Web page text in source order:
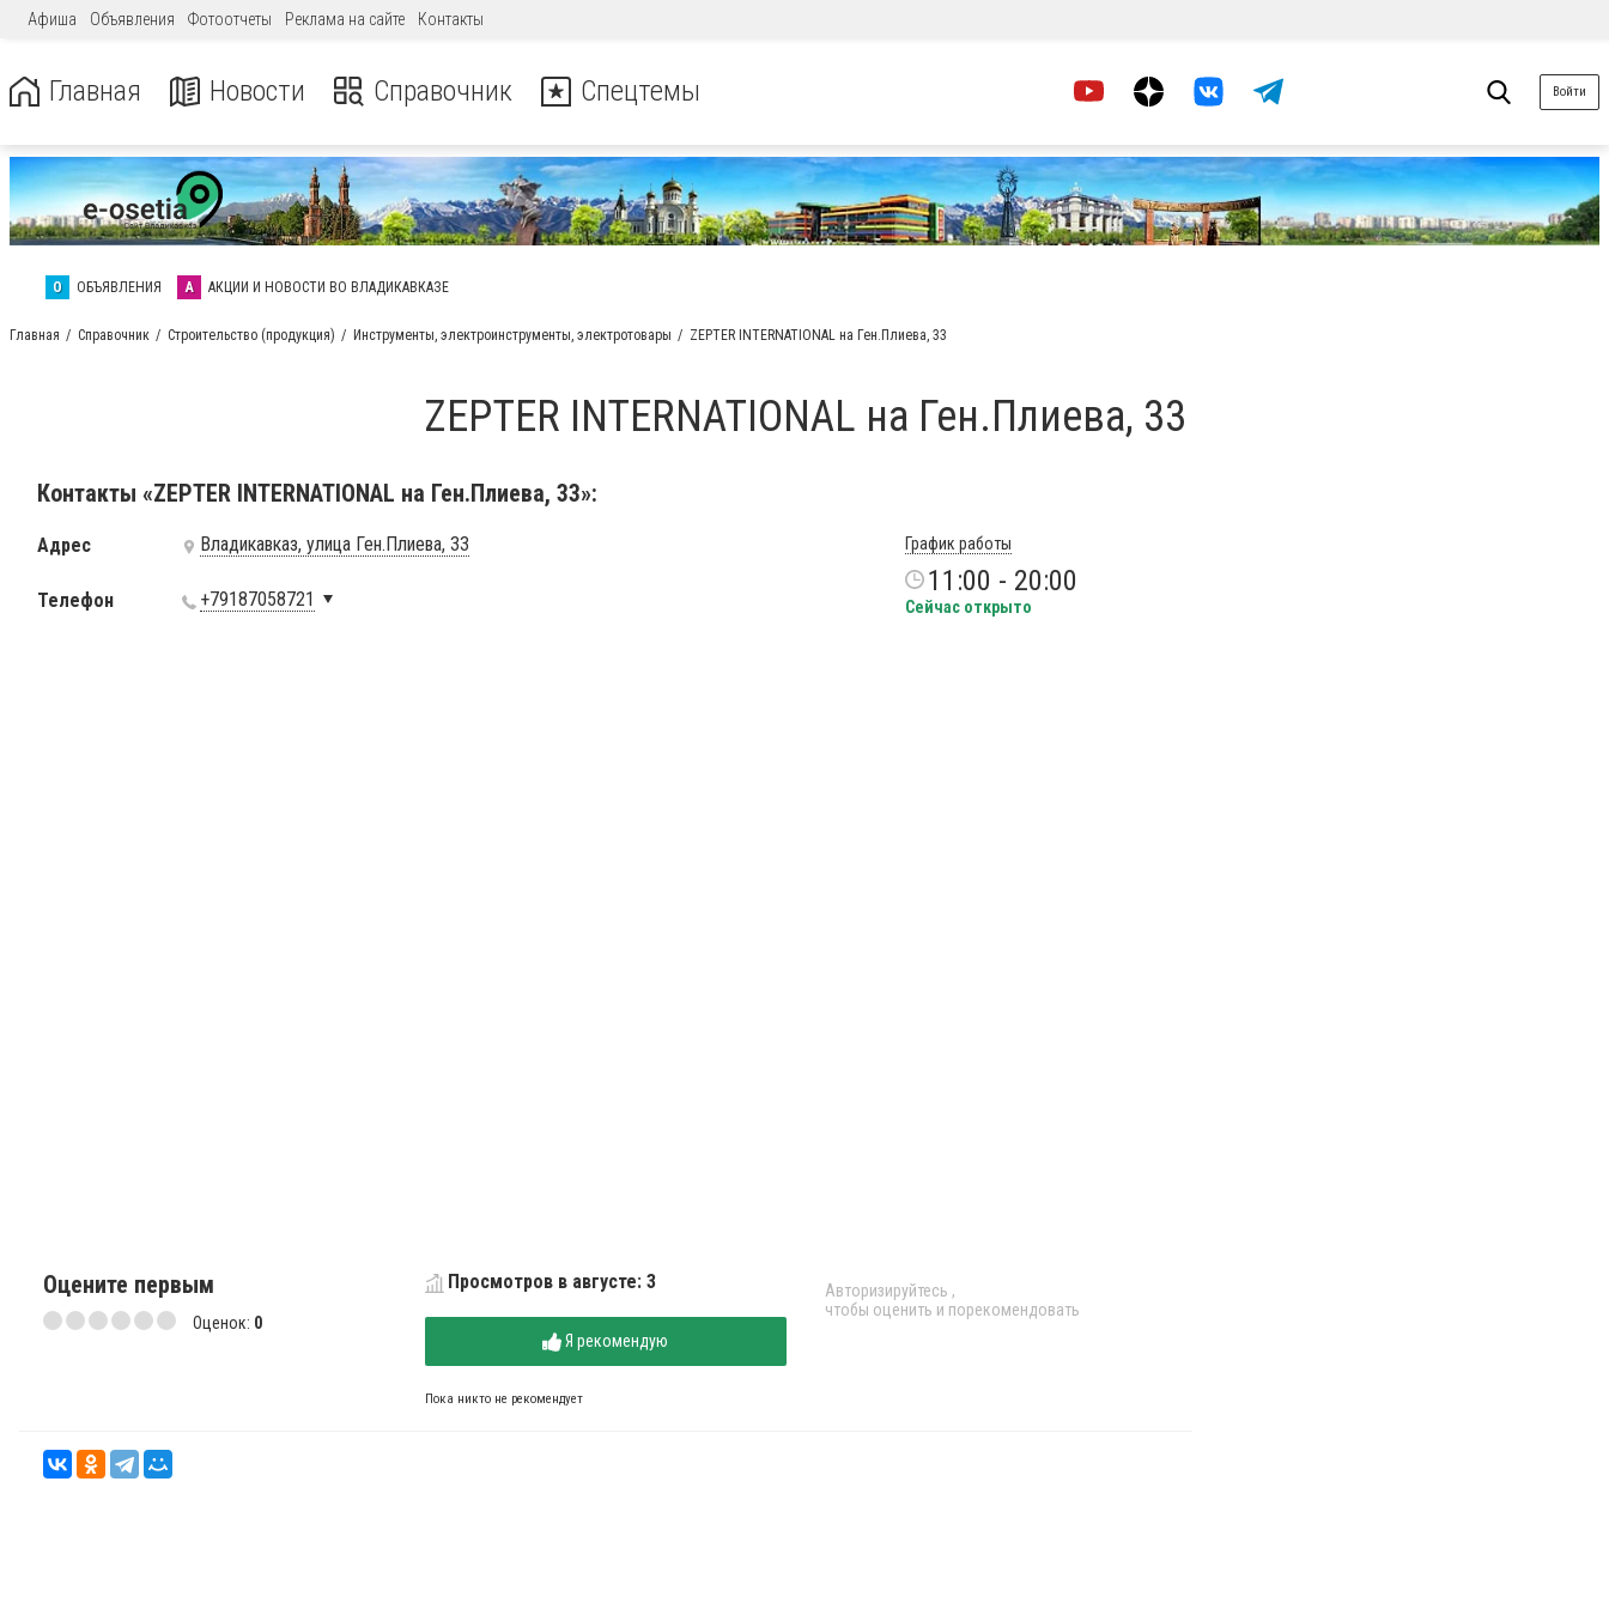
Афиша Объявления Фотоотчеты Реклама на сайте Контакты
Главная Новости Справочник Спецтемы Войти
О ОБЪЯВЛЕНИЯ А АКЦИИ И НОВОСТИ ВО ВЛАДИКАВКАЗЕ
Главная Справочник Строительство (продукция) Инструменты, электроинструменты, электротовары ZEPTER INTERNATIONAL на Ген.Плиева, 33
ZEPTER INTERNATIONAL на Ген.Плиева, 33
Контакты «ZEPTER INTERNATIONAL на Ген.Плиева, 33»:
Адрес Владикавказ, улица Ген.Плиева, 33
Телефон +79187058721
График работы
11:00 - 20:00
Сейчас открыто
Оцените первым
Оценок: 0
Просмотров в августе: 3
Я рекомендую
Пока никто не рекомендует
Авторизируйтесь ,
чтобы оценить и порекомендовать